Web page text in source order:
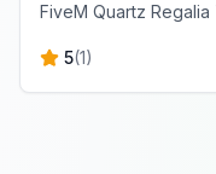
FiveM Quartz
5(1)